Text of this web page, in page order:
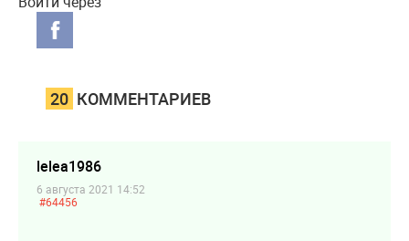
20 КОММЕНТАРИЕВ
lelea1986
6 августа 2021 14:52
#64456